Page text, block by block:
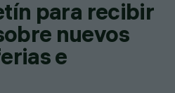
para recibir
nuevos
e